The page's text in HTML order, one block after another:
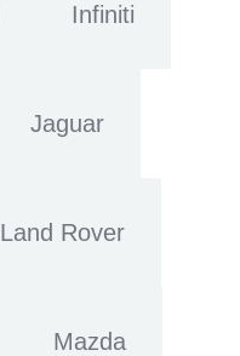
Infiniti
Jaguar
Land Rover
Mazda